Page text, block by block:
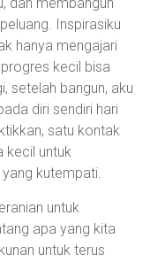
Inspirasiku
hanya mengajari
kecil bisa
setelah bangun, aku
diri sendiri hari
satu kontak
kecil untuk
kutempati.
untuk
apa yang kita
untuk terus